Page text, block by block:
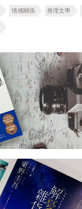
情感關係 推理文學